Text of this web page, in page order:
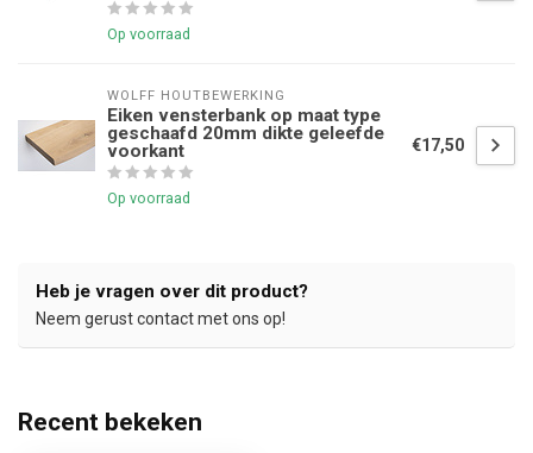
Op voorraad
WOLFF HOUTBEWERKING
Eiken vensterbank op maat type
geschaafd 20mm dikte geleefde
voorkant
Op voorraad
€17,50
Heb je vragen over dit product?
Neem gerust contact met ons op!
Recent bekeken